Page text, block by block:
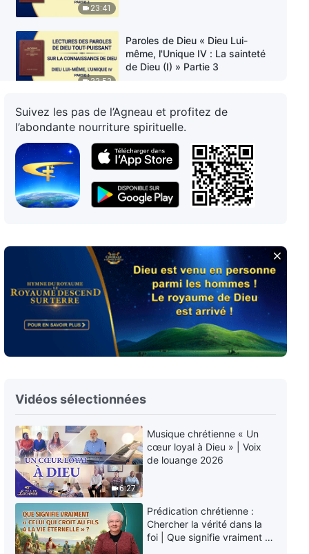
23:41
33:53
Paroles de Dieu « Dieu Lui-
même, l'Unique IV : La sainteté
de Dieu (I) » Partie 3
1:02:19
Paroles de Dieu « Dieu Lui-
même, l'Unique V : La sainteté
Paroles de Dieu « Dieu Lui-
même, l'Unique V : La sainteté
30:47
Paroles de Dieu « Dieu Lui-
même, l'Unique V : La sainteté
de Dieu (II) » Partie 3
Paroles de Dieu « Dieu Lui-
même, l'Unique VI : La sainteté
de Dieu (III) » Partie 1
34:57
Paroles de Dieu « Dieu Lui-
de Dieu (III) » Partie 2
50:29
Paroles de Dieu « Dieu Lui-
même, l'Unique VI : La sainteté
de Dieu (III) » Partie 3
Suivez les pas de l’Agneau et profitez de
l’abondante nourriture spirituelle.
Vidéos sélectionnées
6:27
Musique chrétienne « Un
cœur loyal à Dieu » | Voix
de louange 2026
Prédication chrétienne :
Chercher la vérité dans la
foi | Que signifie vraiment «